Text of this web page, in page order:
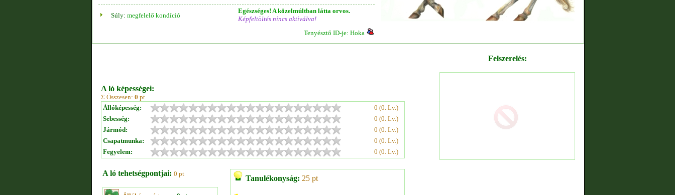
Súly: megfelelő kondíció
Egészséges! A közelmúltban látta orvos.
Képfeltöltés nincs aktiválva!
Tenyésztő ID-je: Hoka
A ló képességei:
Σ Összesen: 0 pt
Állóképesség:
0 (0. Lv.)
Sebesség:
0 (0. Lv.)
Jármód:
0 (0. Lv.)
Csapatmunka:
0 (0. Lv.)
Fegyelem:
0 (0. Lv.)
A ló tehetségpontjai: 0 pt
Tanulékonyság: 25 pt
Felszerelés: